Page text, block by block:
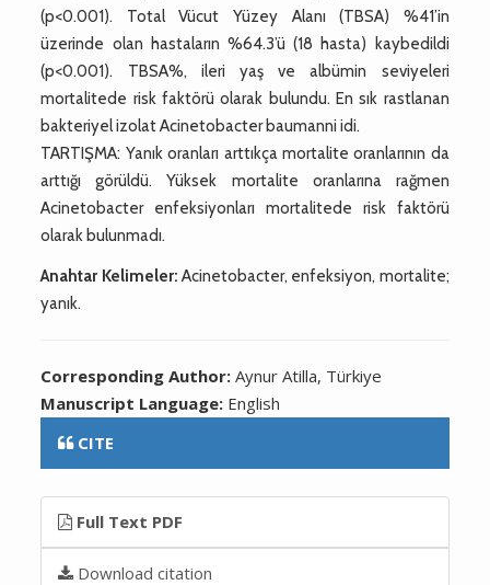
(p<0.001). Total Vücut Yüzey Alanı (TBSA) %41’in
üzerinde olan hastaların %64.3’ü (18 hasta) kaybedildi
(p<0.001). TBSA%, ileri yaş ve albümin seviyeleri
mortalitede risk faktörü olarak bulundu. En sık rastlanan
bakteriyel izolat Acinetobacter baumanni idi.
TARTIŞMA: Yanık oranları arttıkça mortalite oranlarının da
arttığı görüldü. Yüksek mortalite oranlarına rağmen
Acinetobacter enfeksiyonları mortalitede risk faktörü
olarak bulunmadı.
Anahtar Kelimeler: Acinetobacter, enfeksiyon, mortalite;
yanık.
Corresponding Author:Aynur Atilla, Türkiye
Manuscript Language: English
CITE
Full Text PDF
Download citation